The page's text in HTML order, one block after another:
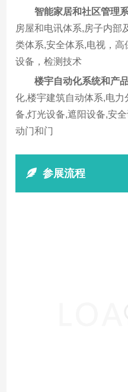
智能家居和社区管理
房屋和电讯体系,房子内部
类体系,安全体系,电视，
设备，检测技术
楼宇自动化系统和产
化,楼宇建筑自动体系,电
备,灯光设备,遮阳设备,安
动门和门
参展流程